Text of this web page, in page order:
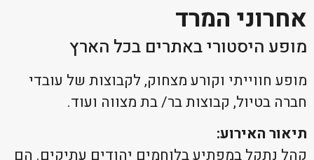
אחרוני המרד
מופע היסטורי באתרים בכל הארץ
מופע חווייתי וקורע מצחוק, לקבוצות של עובדי
חברה בטיול, קבוצות בר/ בת מצווה ועוד.
תיאור האירוע: